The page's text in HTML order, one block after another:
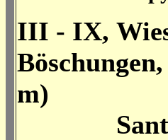
III - IX,
m)
Santa